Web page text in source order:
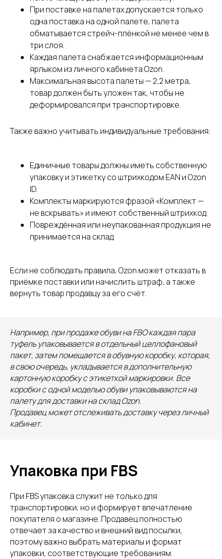
При поставке на палетах допускается только
одна поставка на одной палете, палета
обматывается стрейч-плёнкой не менее чем в
три слоя.
Каждая палета снабжается информационным
ярлыком из личного кабинета Ozon.
Максимальная высота палеты — 2,2 метра,
товар должен быть уложен так, чтобы не
деформировался при транспортировке.
Также важно учитывать индивидуальные требования:
Единичные товары должны иметь собственную
упаковку и этикетку со штрихкодом EAN и Ozon
ID.
Комплекты маркируются фразой «Комплект —
не вскрывать» и имеют собственный штрихкод.
Повреждённая или неупакованная продукция не
принимается на склад.
Если не соблюдать правила, Ozon может отказать в
приёмке поставки или начислить штраф, а также
вернуть товар продавцу за его счёт.
Например, при продаже обуви на FBO каждая пара
туфель упаковывается в отдельный целлофановый
пакет, затем помещается в обувную коробку, которая,
в свою очередь, укладывается в дополнительную
картонную коробку с этикеткой маркировки. Все
коробки с одной моделью обуви упаковываются на
палету для доставки на склад Ozon.
Продавец может отслеживать доставку через личный
кабинет.
Упаковка при FBS
При FBS упаковка служит не только для
транспортировки, но и формирует впечатление
покупателя о магазине. Продавец полностью
отвечает за качество и внешний вид посылки,
поэтому важно выбрать материалы и формат
упаковки, соответствующие требованиям.
Не знаете, с чего начать
работу с фулфилментом?
Проконсультируем
бесплатно
+7
Нажимая кнопку, вы даетесогласие на
обработку персональных данных.
ПОЛУЧИТЬ КОНСУЛЬТАЦИЮ